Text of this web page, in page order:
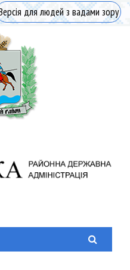
для людей з вадами зору